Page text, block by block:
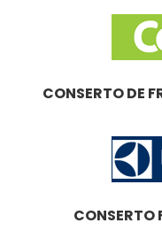
CONSERTO DE
CONSERTO